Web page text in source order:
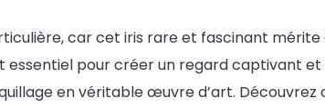
car cet iris rare et fascinant mérite
essentiel pour créer un regard captivant
en véritable œuvre d’art.